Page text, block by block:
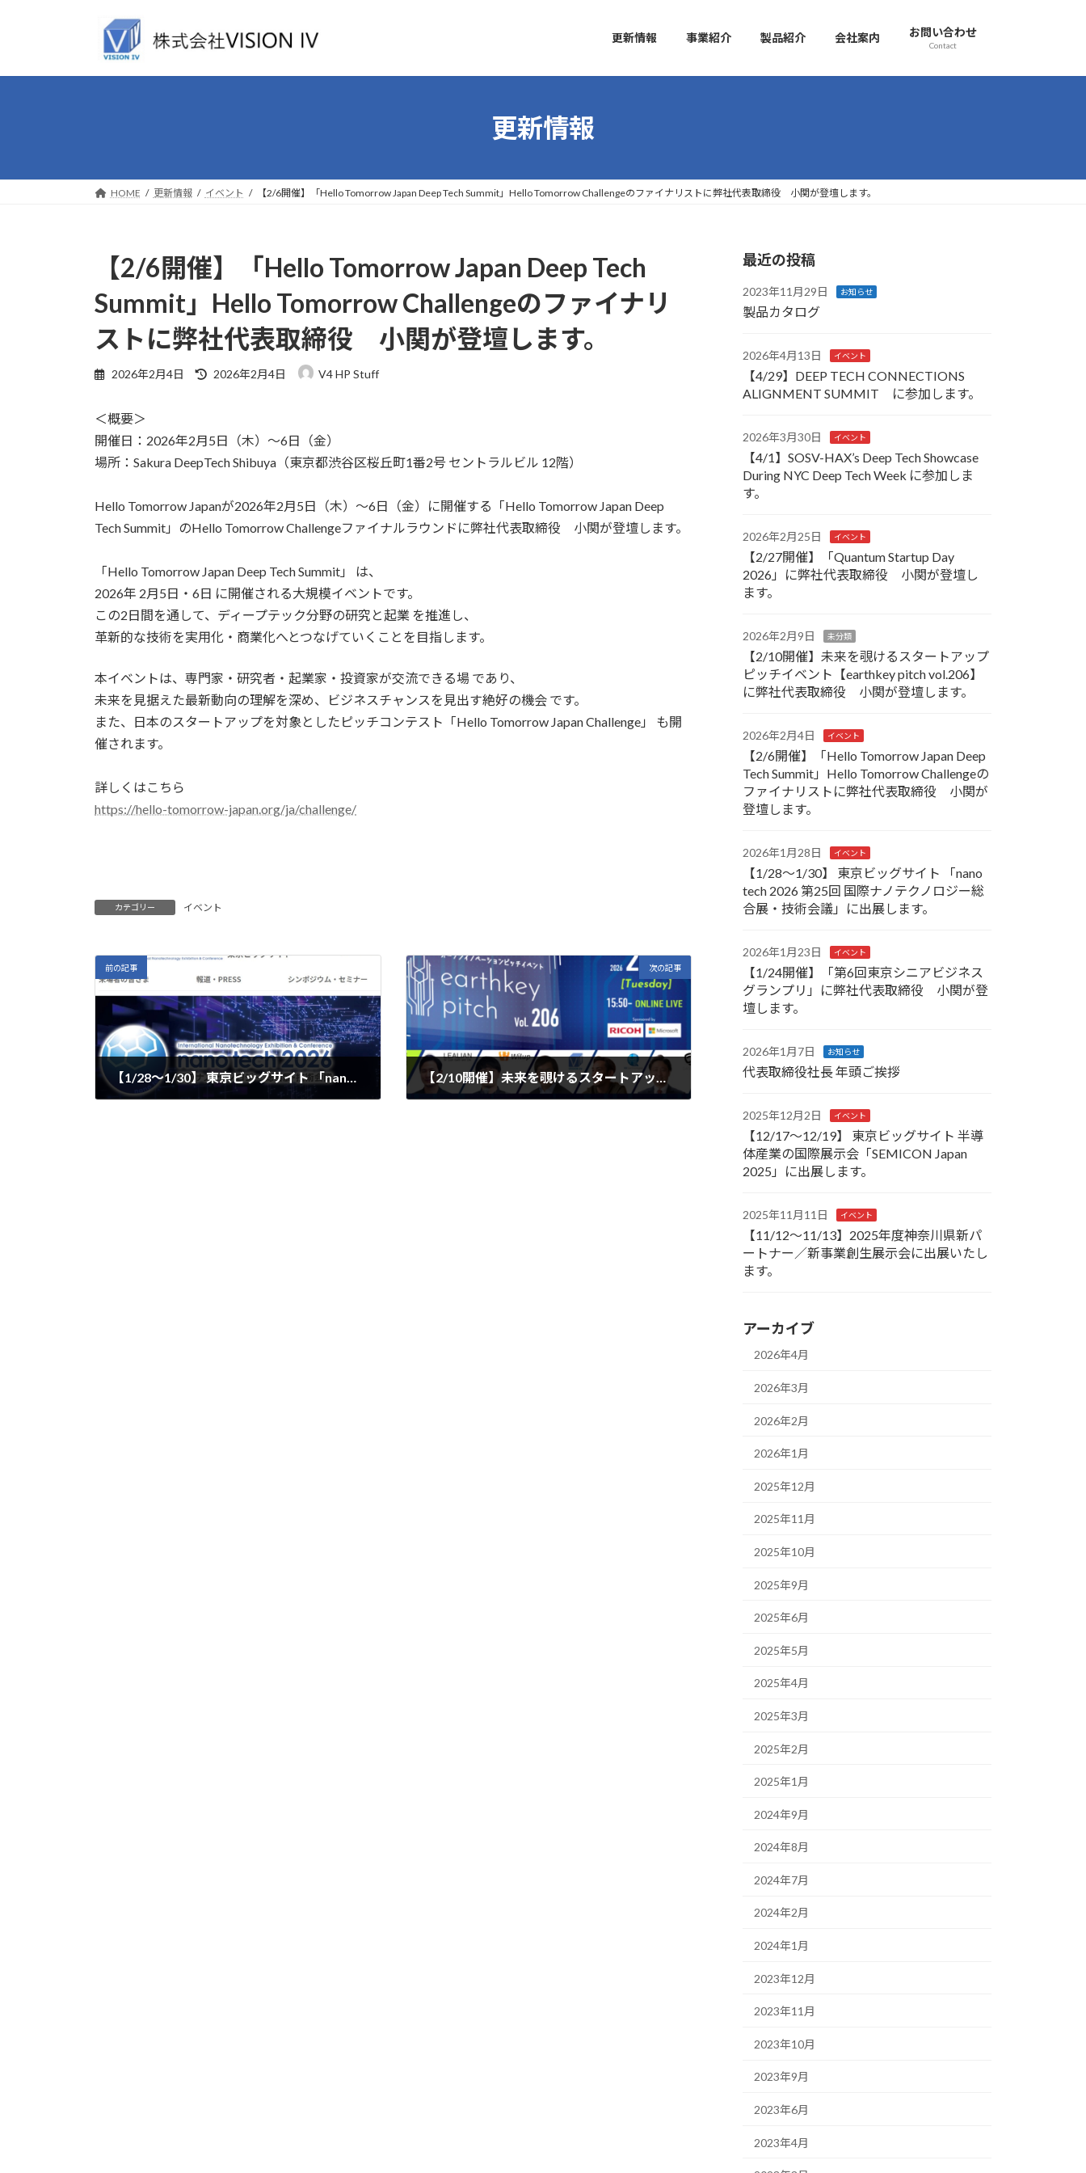
プ
動
更新情報 事業紹介 製品紹介 会社案内 お問い合わせ
Contact
更新情報
HOME 更新情報 イベント 【2/6開催】「Hello Tomorrow Japan Deep Tech Summit」Hello Tomorrow Challengeのファイナリストに弊社代表取締役 小関が登壇します。
【2/6開催】「Hello Tomorrow Japan Deep Tech
Summit」Hello Tomorrow Challengeのファイナリ
ストに弊社代表取締役 小関が登壇します。
2026年2月4日
最
日
:
2026年2月4日 V4 HP Stuff
＜概要＞
開催日：2026年2月5日（木）〜6日（金）
場所：Sakura DeepTech Shibuya（東京都渋谷区桜丘町1番2号 セントラルビル 12階）
Hello Tomorrow Japanが2026年2月5日（木）〜6日（金）に開催する「Hello Tomorrow Japan Deep
Tech Summit」のHello Tomorrow Challengeファイナルラウンドに弊社代表取締役 小関が登壇します。
「Hello Tomorrow Japan Deep Tech Summit」 は、
2026年 2月5日・6日 に開催される大規模イベントです。
この2日間を通して、ディープテック分野の研究と起業 を推進し、
革新的な技術を実用化・商業化へとつなげていくことを目指します。
本イベントは、専門家・研究者・起業家・投資家が交流できる場 であり、
未来を見据えた最新動向の理解を深め、ビジネスチャンスを見出す絶好の機会 です。
また、日本のスタートアップを対象としたピッチコンテスト「Hello Tomorrow Japan Challenge」 も開
催されます。
詳しくはこちら
https://hello-tomorrow-japan.org/ja/challenge/
カテゴリー イベント
前の記事
【1/28～1/30】 東京ビッグサイト 「nano tech 2026 第25回 国際ナノテクノロジー総合展・技術会議」に出展します。
次の記事
【2/10開催】未来を覗けるスタートアップピッチイベント【earthkey pitch vol.206】に弊社代表取締役 小関が登壇します。
最近の投稿
2023年11月29日 お知らせ
製品カタログ
2026年4月13日 イベント
【4/29】DEEP TECH CONNECTIONS
ALIGNMENT SUMMIT に参加します。
2026年3月30日 イベント
【4/1】SOSV-HAX’s Deep Tech Showcase
During NYC Deep Tech Week に参加しま
す。
2026年2月25日 イベント
【2/27開催】「Quantum Startup Day
2026」に弊社代表取締役 小関が登壇し
ます。
2026年2月9日 未分類
【2/10開催】未来を覗けるスタートアップ
ピッチイベント【earthkey pitch vol.206】
に弊社代表取締役 小関が登壇します。
2026年2月4日 イベント
【2/6開催】「Hello Tomorrow Japan Deep
Tech Summit」Hello Tomorrow Challengeの
ファイナリストに弊社代表取締役 小関が
登壇します。
2026年1月28日 イベント
【1/28～1/30】 東京ビッグサイト 「nano
tech 2026 第25回 国際ナノテクノロジー総
合展・技術会議」に出展します。
2026年1月23日 イベント
【1/24開催】「第6回東京シニアビジネス
グランプリ」に弊社代表取締役 小関が登
壇します。
2026年1月7日 お知らせ
代表取締役社長 年頭ご挨拶
2025年12月2日 イベント
【12/17～12/19】 東京ビッグサイト 半導
体産業の国際展示会「SEMICON Japan
2025」に出展します。
2025年11月11日 イベント
【11/12～11/13】2025年度神奈川県新パ
ートナー／新事業創生展示会に出展いたし
ます。
アーカイブ
2026年4月
2026年3月
2026年2月
2026年1月
2025年12月
2025年11月
2025年10月
2025年9月
2025年6月
2025年5月
2025年4月
2025年3月
2025年2月
2025年1月
2024年9月
2024年8月
2024年7月
2024年2月
2024年1月
2023年12月
2023年11月
2023年10月
2023年9月
2023年6月
2023年4月